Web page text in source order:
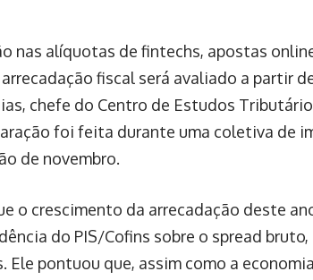
nas alíquotas de fintechs, apostas
arrecadação fiscal será avaliado a partir
chefe do Centro de Estudos
foi feita durante uma coletiva de
de novembro.
o crescimento da arrecadação deste
do PIS/Cofins sobre o spread bruto,
pontuou que, assim como a